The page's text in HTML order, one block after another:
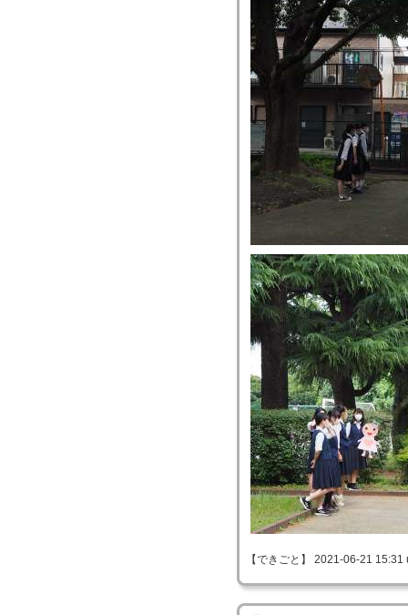
【できごと】 2021-06-21